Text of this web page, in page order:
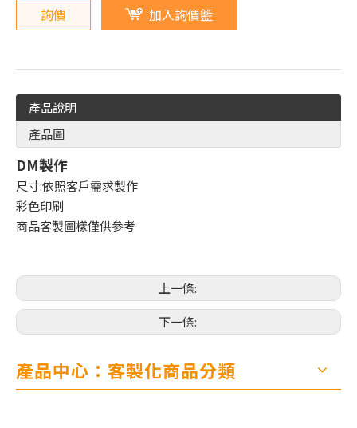
詢價 加入詢價籃
產品說明
產品圖
DM製作
尺寸:依照客戶需求製作
彩色印刷
商品客製圖樣僅供參考
上一條:
下一條:
產品中心：客製化商品分類